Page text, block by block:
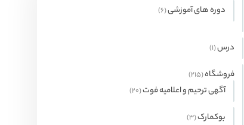
محصول
دوره های آموزشی 6
6
درس 1
1
فروشگاه 215
215
محصول
آگهی ترحیم و اعلامیه فوت 20
20
بوکمارک 3
3